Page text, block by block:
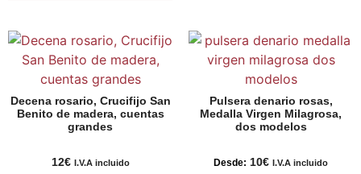
Decena rosario, Crucifijo San
Benito de madera, cuentas
grandes
12€ I.V.A incluido
Pulsera denario rosas,
Medalla Virgen Milagrosa,
dos modelos
Desde: 10€ I.V.A incluido